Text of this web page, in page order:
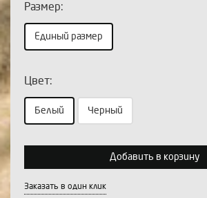
Размер:
Единый размер
Цвет:
Белый Черный
Выберите количество:
Добавить в корзину
Заказать в один клик